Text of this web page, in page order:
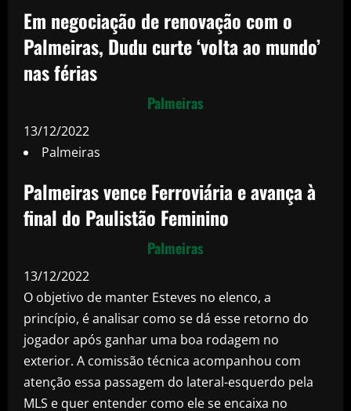
Em negociação de renovação com o
Palmeiras, Dudu curte ‘volta ao mundo’
nas férias
Palmeiras
13/12/2022
Palmeiras
Palmeiras vence Ferroviária e avança à
final do Paulistão Feminino
Palmeiras
13/12/2022
O objetivo de manter Esteves no elenco, a
princípio, é analisar como se dá esse retorno do
jogador após ganhar uma boa rodagem no
exterior. A comissão técnica acompanhou com
atenção essa passagem do lateral-esquerdo pela
MLS e quer entender como ele se encaixa no